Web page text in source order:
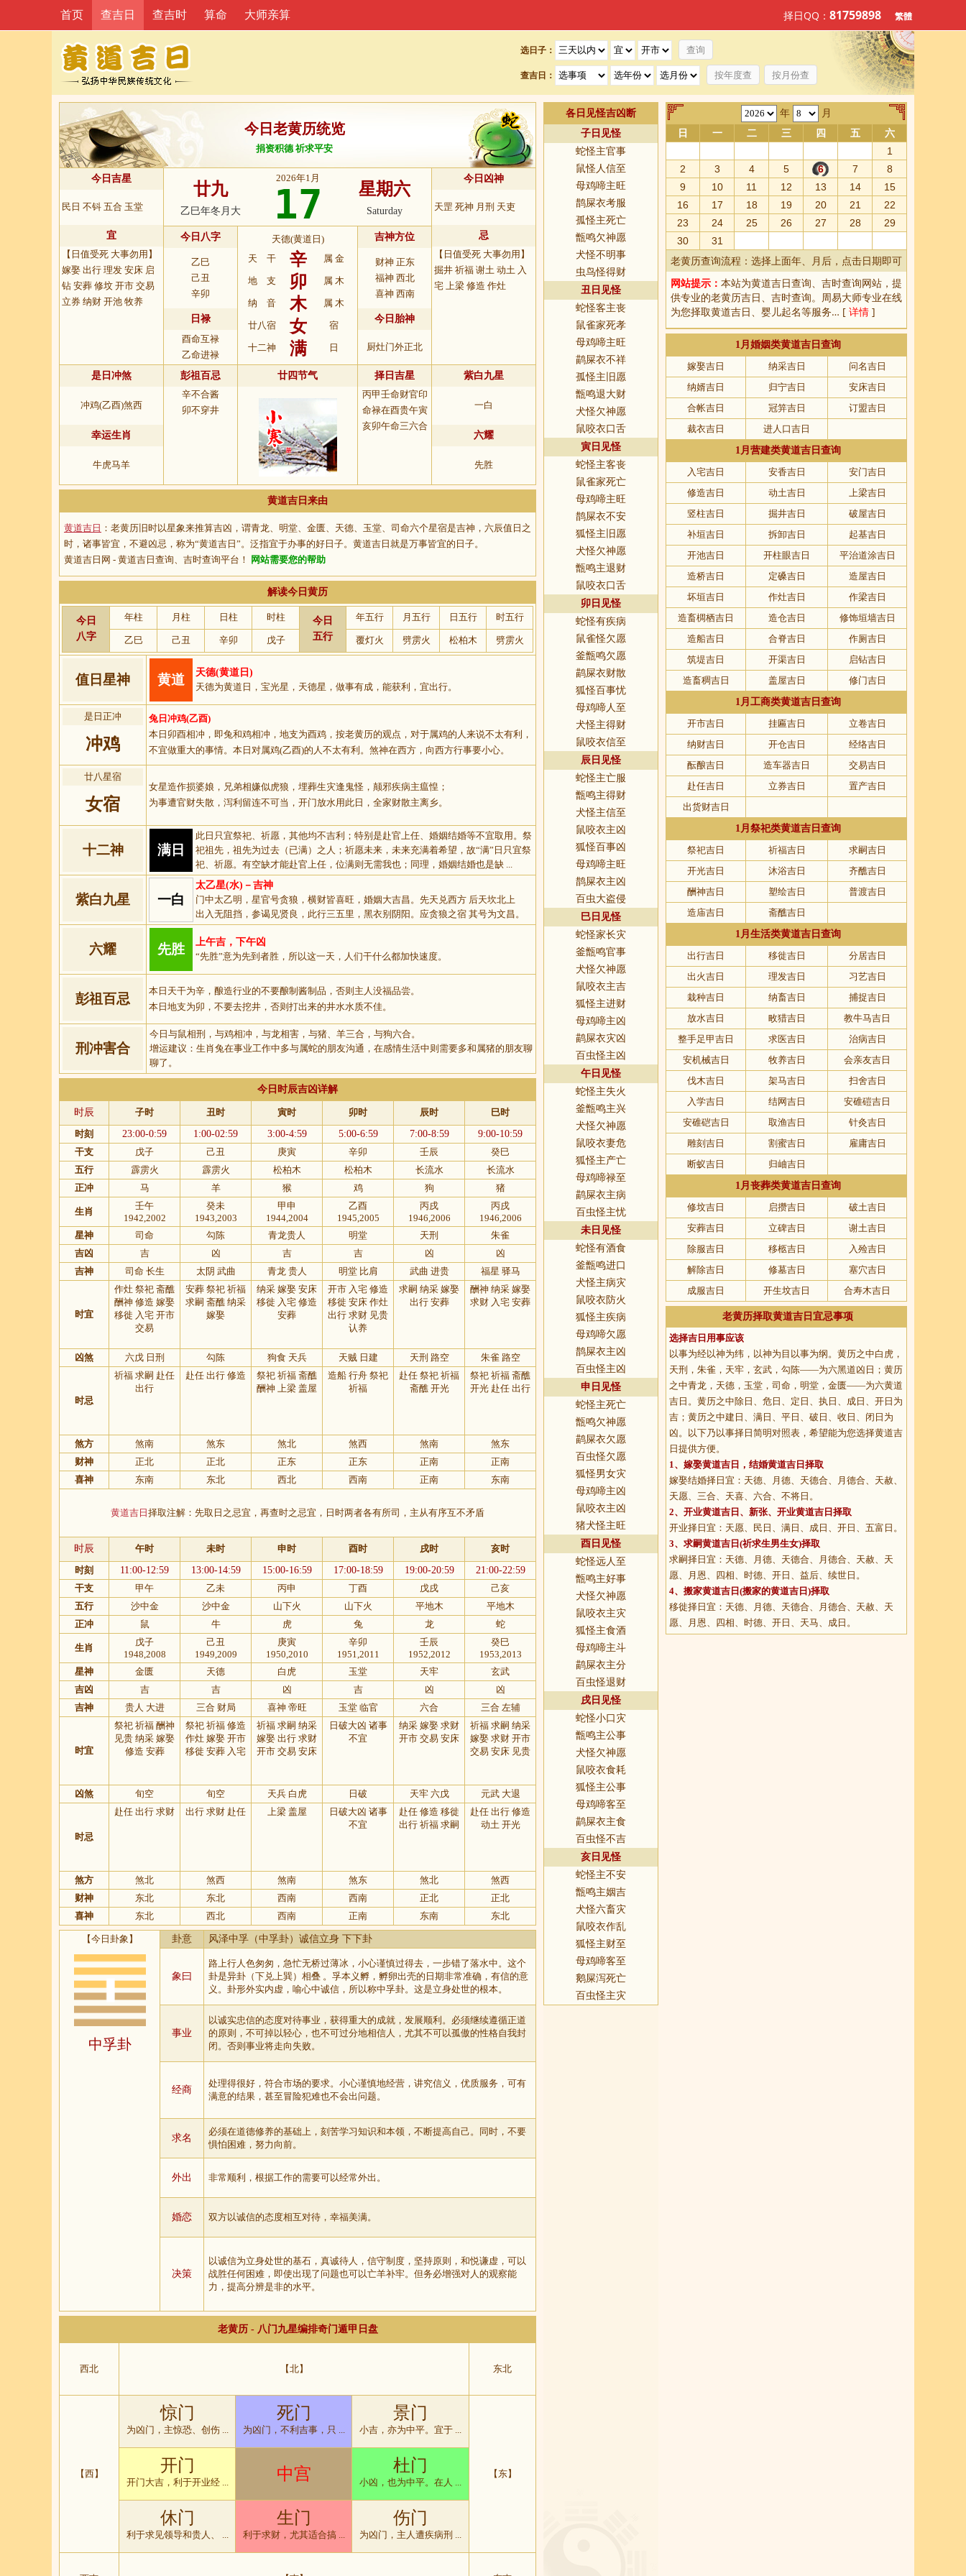
选日子：
查吉日： 按年度查 按月份查
首页 查吉日 查吉时 算命 大师亲算 择日QQ： 81759898 繁體
今日老黄历统览
捐资积德 祈求平安
今日吉星
民日 不钭 五合 玉堂
宜
【日值受死 大事勿用】
嫁娶 出行 理发 安床 启
钻 安葬 修坟 开市 交易
立券 纳财 开池 牧养
廿九
乙巳年冬月大
2026年1月
17 星期六
Saturday
今日凶神
天罡 死神 月刑 天吏
忌
【日值受死 大事勿用】
掘井 祈福 谢土 动土 入
宅 上梁 修造 作灶
今日八字
乙巳
己丑
辛卯
日禄
酉命互禄
乙命进禄
天德(黄道日)
天 干
辛 属 金
地 支 卯 属 木
纳 音 木 属 木
廿八宿 女 宿
十二神 满 日
吉神方位
财神 正东
福神 西北
喜神 西南
今日胎神
厨灶门外正北
是日冲煞
冲鸡(乙酉)煞西
幸运生肖
牛虎马羊
彭祖百忌
辛不合酱
卯不穿井
廿四节气
择日吉星
丙甲壬命财官印
命禄在酉贵午寅
亥卯午命三六合
紫白九星
一白
六耀
先胜
黄道吉日来由
黄道吉日 ：老黄历旧时以星象来推算吉凶，谓青龙、明堂、金匮、天德、玉堂、司命六个星宿是吉神，六辰值日之
时，诸事皆宜，不避凶忌，称为“黄道吉日 ”。泛指宜于办事的好日子。黄道吉日就是万事皆宜的日子。
黄道吉日网 - 黄道吉日查询、吉时查询平台！
网站需要您的帮助
解读今日黄历
今日
八字
年柱 月柱 日柱 时柱
今日
五行
年五行 月五行 日五行 时五行
乙巳 己丑 辛卯 戊子 覆灯火 劈雳火 松柏木 劈雳火
值日星神 黄道
天德(黄道日)
天德为黄道日，宝光星，天德星，做事有成，能获利，宜出行。
是日正冲
冲鸡
兔日冲鸡(乙酉)
本日卯酉相冲，即兔和鸡相冲，地支为酉鸡，按老黄历的观点，对于属鸡的人来说不太有利，
不宜做重大的事情。本日对属鸡(乙酉)的人不太有利。煞神在西方，向西方行事要小心。
廿八星宿
女宿
女星造作损婆娘，兄弟相嫌似虎狼，埋葬生灾逢鬼怪，颠邪疾病主瘟惶；
为事遭官财失散，泻利留连不可当，开门放水用此日，全家财散主离乡。
十二神 满日
此日只宜祭祀、祈愿，其他均不吉利；特别是赴官上任、婚姻结婚等不宜取用。祭
祀祖先，祖先为过去（已满）之人；祈愿未来，未来充满着希望，故“满”日只宜祭
祀、祈愿。有空缺才能赴官上任，位满则无需我也；同理，婚姻结婚也是缺 ...
紫白九星 一白
太乙星(水)－吉神
门中太乙明，星官号贪狼，横财皆喜旺，婚姻大吉昌。先天兑西方 后天坎北上
出入无阻挡，参谒见贤良，此行三五里，黑衣别阴阳。应贪狼之宿 其号为文昌。
六耀 先胜
上午吉，下午凶
“先胜”意为先到者胜，所以这一天，人们干什么都加快速度。
彭祖百忌
本日天干为辛，酿造行业的不要酿制酱制品，否则主人没福品尝。
本日地支为卯，不要去挖井，否则打出来的井水水质不佳。
刑冲害合
今日与鼠相刑，与鸡相冲，与龙相害，与猪、羊三合，与狗六合。
增运建议：生肖兔在事业工作中多与属蛇的朋友沟通，在感情生活中则需要多和属猪的朋友聊
聊了。
今日时辰吉凶详解
时辰 子时 丑时 寅时 卯时 辰时
巳时
时刻
23:00-0:59 1:00-02:59 3:00-4:59 5:00-6:59 7:00-8:59
9:00-10:59
干支
戊子 己丑 庚寅 辛卯 壬辰
癸巳
五行
霹雳火 霹雳火 松柏木 松柏木 长流水
长流水
正冲
马 羊 猴 鸡 狗 猪
生肖
壬午
1942,2002
癸未
1943,2003
甲申
1944,2004
乙酉
1945,2005
丙戌
1946,2006
丙戌
1946,2006
星神
司命 勾陈 青龙贵人 明堂 天刑
朱雀
吉凶
吉 凶 吉 吉 凶
凶
吉神
司命 长生 太阴 武曲 青龙 贵人 明堂 比肩 武曲 进贵 福星 驿马
时宜
作灶 祭祀 斋醮
酬神 修造 嫁娶
移徙 入宅 开市
交易
安葬 祭祀 祈福
求嗣 斋醮 纳采
嫁娶
纳采 嫁娶 安床
移徙 入宅 修造
安葬
开市 入宅 修造
移徙 安床 作灶
出行 求财 见贵
认养
求嗣 纳采 嫁娶
出行 安葬
酬神 纳采 嫁娶
求财 入宅 安葬
凶煞 六戊 日刑 勾陈 狗食 天兵 天贼 日建 天刑 路空 朱雀 路空
时忌
祈福 求嗣 赴任
出行
赴任 出行 修造
祭祀 祈福 斋醮
酬神 上梁 盖屋
造船 行舟 祭祀
祈福
赴任 祭祀 祈福
斋醮 开光
祭祀 祈福 斋醮
开光 赴任 出行
煞方 煞南 煞东 煞北 煞西 煞南
煞东
财神
正北 正北 正东 正东 正南
正南
喜神
东南 东北 西北 西南 正南 东南
黄道吉日 择取注解：先取日之忌宜，再查时之忌宜，日时两者各有所司，主从有序互不矛盾
时辰 午时 未时 申时 酉时 戌时
亥时
时刻
11:00-12:59 13:00-14:59 15:00-16:59 17:00-18:59 19:00-20:59
21:00-22:59
干支
甲午 乙未 丙申 丁酉 戊戌
己亥
五行
沙中金 沙中金 山下火 山下火 平地木
平地木
正冲
鼠 牛 虎 兔 龙 蛇
生肖
戊子
1948,2008
己丑
1949,2009
庚寅
1950,2010
辛卯
1951,2011
壬辰
1952,2012
癸巳
1953,2013
星神
金匮 天德 白虎 玉堂 天牢
玄武
吉凶
吉 吉 凶 吉 凶
凶
吉神
贵人 大进 三合 财局 喜神 帝旺 玉堂 临官 六合 三合 左辅
时宜
祭祀 祈福 酬神
见贵 纳采 嫁娶
修造 安葬
祭祀 祈福 修造
作灶 嫁娶 开市
移徙 安葬 入宅
祈福 求嗣 纳采
嫁娶 出行 求财
开市 交易 安床
日破大凶 诸事
不宜
纳采 嫁娶 求财
开市 交易 安床
祈福 求嗣 纳采
嫁娶 求财 开市
交易 安床 见贵
凶煞 旬空 旬空 天兵 白虎 日破 天牢 六戊 元武 大退
时忌
赴任 出行 求财 出行 求财 赴任 上梁 盖屋
日破大凶 诸事
不宜
赴任 修造 移徙
出行 祈福 求嗣
赴任 出行 修造
动土 开光
煞方 煞北 煞西 煞南 煞东 煞北
煞西
财神
东北 东北 西南 西南 正北
正北
喜神
东北 西北 西南 正南 东南 东北
【今日卦象】
中孚卦
卦意 风泽中孚（中孚卦）诚信立身 下下卦
象曰
路上行人色匆匆，急忙无桥过薄冰，小心谨慎过得去，一步错了落水中。这个
卦是异卦（下兑上巽）相叠 。孚本义孵，孵卵出壳的日期非常准确，有信的意
义。卦形外实内虚，喻心中诚信，所以称中孚卦。这是立身处世的根本。
事业
以诚实忠信的态度对待事业，获得重大的成就，发展顺利。必须继续遵循正道
的原则，不可掉以轻心，也不可过分地相信人，尤其不可以孤傲的性格自我封
闭。否则事业将走向失败。
经商
处理得很好，符合市场的要求。小心谨慎地经营，讲究信义，优质服务，可有
满意的结果，甚至冒险犯难也不会出问题。
求名
必须在道德修养的基础上，刻苦学习知识和本领，不断提高自己。同时，不要
惧怕困难，努力向前。
外出 非常顺利，根据工作的需要可以经常外出。
婚恋 双方以诚信的态度相互对待，幸福美满。
决策
以诚信为立身处世的基石，真诚待人，信守制度，坚持原则，和悦谦虚，可以
战胜任何困难，即使出现了问题也可以亡羊补牢。但务必增强对人的观察能
力，提高分辨是非的水平。
老黄历 - 八门九星编排奇门遁甲日盘
西北 【北】 东北
【西】
惊门
为凶门，主惊恐、创伤 ...
死门
为凶门，不利吉事，只 ...
景门
小吉，亦为中平。宜于 ...
【东】
开门
开门大吉，利于开业经 ... 中宫 杜门
小凶，也为中平。在人 ...
休门
利于求见领导和贵人、 ...
生门
利于求财，尤其适合搞 ...
伤门
为凶门，主人遭疾病刑 ...
各日见怪吉凶断
子日见怪
蛇怪主官事
鼠怪人信至
母鸡啼主旺
鹊屎衣考服
孤怪主死亡
甑鸣欠神愿
犬怪不明事
虫鸟怪得财
丑日见怪
蛇怪客主丧
鼠雀家死孝
母鸡啼主旺
鹋屎衣不祥
孤怪主旧愿
甑鸣退大财
犬怪欠神愿
鼠咬衣口舌
寅日见怪
蛇怪主客丧
鼠雀家死亡
母鸡啼主旺
鹊屎衣不安
狐怪主旧愿
犬怪欠神愿
甑鸣主退财
鼠咬衣口舌
卯日见怪
蛇怪有疾病
鼠雀怪欠愿
釜甑鸣欠愿
鹋屎衣财散
狐怪百事忧
母鸡啼人至
犬怪主得财
鼠咬衣信至
辰日见怪
蛇怪主亡服
甑鸣主得财
犬怪主信至
鼠咬衣主凶
狐怪百事凶
母鸡啼主旺
鹊屎衣主凶
百虫大盗侵
巳日见怪
蛇怪家长灾
釜甑鸣官事
犬怪欠神愿
鼠咬衣主吉
狐怪主进财
母鸡啼主凶
鹋屎衣灾凶
百虫怪主凶
午日见怪
蛇怪主失火
釜甑鸣主兴
犬怪欠神愿
鼠咬衣妻危
狐怪主产亡
母鸡啼禄至
鹋屎衣主病
百虫怪主忧
未日见怪
蛇怪有酒食
釜甑鸣进口
犬怪主病灾
鼠咬衣防火
狐怪主疾病
母鸡啼欠愿
鹊屎衣主凶
百虫怪主凶
申日见怪
蛇怪主死亡
甑鸣欠神愿
鹋屎衣欠愿
百虫怪欠愿
狐怪男女灾
母鸡啼主凶
鼠咬衣主凶
猪犬怪主旺
酉日见怪
蛇怪远人至
甑鸣主好事
犬怪欠神愿
鼠咬衣主灾
狐怪主食酒
母鸡啼主斗
鹋屎衣主分
百虫怪退财
戌日见怪
蛇怪小口灾
甑鸣主公事
犬怪欠神愿
鼠咬衣食耗
狐怪主公事
母鸡啼客至
鹋屎衣主食
百虫怪不吉
亥日见怪
蛇怪主不安
甑鸣主姻吉
犬怪六畜灾
鼠咬衣作乱
狐怪主财至
母鸡啼客至
鹅屎泻死亡
百虫怪主灾
年 月
日 一 二 三 四 五
六
1
2
3 4 5 6 7
8
9
10 11 12 13 14
15
16
17 18 19 20 21
22
23
24 25 26 27 28
29
30
31
老黄历查询流程：选择上面年、月后，点击日期即可
网站提示： 本站为黄道吉日查询、 吉时查询网站，提
供专业的老黄历吉日、吉时查询。周易大师专业在线
为您择取黄道吉日、婴儿起名等服务… [ 详情 ]
1月婚姻类黄道吉日查询
嫁娶吉日
纳采吉日
问名吉日
纳婿吉日
归宁吉日
安床吉日
合帐吉日
冠笄吉日
订盟吉日
裁衣吉日
进人口吉日
1月营建类黄道吉日查询
入宅吉日
安香吉日
安门吉日
修造吉日
动土吉日
上梁吉日
竖柱吉日
掘井吉日
破屋吉日
补垣吉日
拆卸吉日
起基吉日
开池吉日
开柱眼吉日
平治道涂吉日
造桥吉日
定磉吉日
造屋吉日
坏垣吉日
作灶吉日
作梁吉日
造畜椆栖吉日
造仓吉日
修饰垣墙吉日
造船吉日
合脊吉日
作厕吉日
筑堤吉日
开渠吉日
启钻吉日
造畜稠吉日
盖屋吉日
修门吉日
1月工商类黄道吉日查询
开市吉日
挂匾吉日
立卷吉日
纳财吉日
开仓吉日
经络吉日
酝酿吉日
造车器吉日
交易吉日
赴任吉日
立券吉日
置产吉日
出货财吉日
1月祭祀类黄道吉日查询
祭祀吉日
祈福吉日
求嗣吉日
开光吉日
沐浴吉日
齐醮吉日
酬神吉日
塑绘吉日
普渡吉日
造庙吉日
斋醮吉日
1月生活类黄道吉日查询
出行吉日
移徙吉日
分居吉日
出火吉日
理发吉日
习艺吉日
栽种吉日
纳畜吉日
捕捉吉日
放水吉日
畋猎吉日
教牛马吉日
整手足甲吉日
求医吉日
治病吉日
安机械吉日
牧养吉日
会亲友吉日
伐木吉日
架马吉日
扫舍吉日
入学吉日
结网吉日
安碓磑吉日
安碓硙吉日
取渔吉日
针灸吉日
雕刻吉日
割蜜吉日
雇庸吉日
断蚁吉日
归岫吉日
1月丧葬类黄道吉日查询
修坟吉日
启攒吉日
破土吉日
安葬吉日
立碑吉日
谢土吉日
除服吉日
移柩吉日
入殓吉日
解除吉日
修墓吉日
塞穴吉日
成服吉日
开生坟吉日 合寿木吉日
老黄历择取黄道吉日宜忌事项
选择吉日用事应该
以事为经以神为纬，以神为目以事为纲。黄历之中白虎，
天刑，朱雀，天牢，玄武，勾陈——为六黑道凶日；黄历
之中青龙，天德，玉堂，司命，明堂，金匮——为六黄道
吉日。黄历之中除日、危日、定日、执日、成日、开日为
吉；黄历之中建日、满日、平日、破日、收日、闭日为
凶。以下乃以事择日简明对照表，希望能为您选择黄道吉
日提供方便。
1、 嫁娶黄道吉日 ，结婚黄道吉日择取
嫁娶结婚择日宜：天德、月德、天德合、月德合、天赦、
天愿、三合、天喜、六合、不将日。
2、 开业黄道吉日 、新张、开业黄道吉日择取
开业择日宜：天愿、民日、满日、成日、开日、五富日。
3、 求嗣黄道吉日 (祈求生男生女)择取
求嗣择日宜：天德、月德、天德合、月德合、天赦、天
愿、月恩、四相、时德、开日、益后、续世日。
4、 搬家黄道吉日 (搬家的黄道吉日)择取
移徙择日宜：天德、月德、天德合、月德合、天赦、天
愿、月恩、四相、时德、开日、天马、成日。